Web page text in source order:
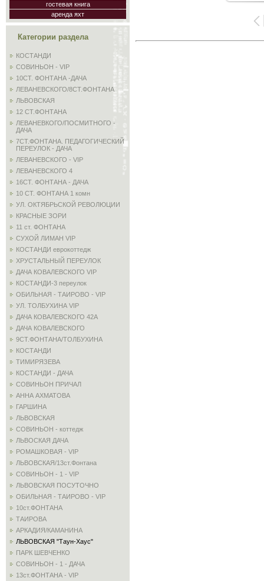
гостевая книга
аренда яхт
Категории раздела
КОСТАНДИ
СОВИНЬОН - VIP
10СТ. ФОНТАНА -ДАЧА
ЛЕВАНЕВСКОГО/8СТ.ФОНТАНА
ЛЬВОВСКАЯ
12 СТ.ФОНТАНА
ЛЕВАНЕВКОГО/ПОСМИТНОГО -
ДАЧА
7СТ.ФОНТАНА. ПЕДАГОГИЧЕСКИЙ
ПЕРЕУЛОК - ДАЧА
ЛЕВАНЕВСКОГО - VIP
ЛЕВАНЕВСКОГО 4
16СТ. ФОНТАНА - ДАЧА
10 СТ. ФОНТАНА 1 комн
УЛ. ОКТЯБРЬСКОЙ РЕВОЛЮЦИИ
КРАСНЫЕ ЗОРИ
11 ст. ФОНТАНА
СУХОЙ ЛИМАН VIP
КОСТАНДИ еврокоттедж
ХРУСТАЛЬНЫЙ ПЕРЕУЛОК
ДАЧА КОВАЛЕВСКОГО VIP
КОСТАНДИ-3 переулок
ОБИЛЬНАЯ - ТАИРОВО - VIP
УЛ. ТОЛБУХИНА VIP
ДАЧА КОВАЛЕВСКОГО 42А
ДАЧА КОВАЛЕВСКОГО
9СТ.ФОНТАНА/ТОЛБУХИНА
КОСТАНДИ
ТИМИРЯЗЕВА
КОСТАНДИ - ДАЧА
СОВИНЬОН ПРИЧАЛ
АННА АХМАТОВА
ГАРШИНА
ЛЬВОВСКАЯ
СОВИНЬОН - коттедж
ЛЬВОСКАЯ ДАЧА
РОМАШКОВАЯ - VIP
ЛЬВОВСКАЯ/13ст.Фонтана
СОВИНЬОН - 1 - VIP
ЛЬВОВСКАЯ ПОСУТОЧНО
ОБИЛЬНАЯ - ТАИРОВО - VIP
10ст.ФОНТАНА
ТАИРОВА
АРКАДИЯ/КАМАНИНА
ЛЬВОВСКАЯ "Таун-Хаус"
ПАРК ШЕВЧЕНКО
СОВИНЬОН - 1 - ДАЧА
13ст.ФОНТАНА - VIP